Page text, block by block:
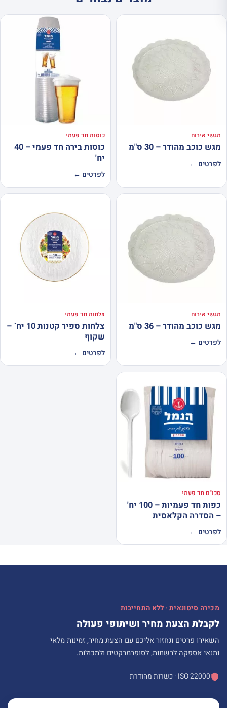
מגשי אירוח
מגש כוכב מהודר – 30 ס"מ
לפרטים ←
כוסות חד פעמי
כוסות בירה חד פעמי – 40
יח'
לפרטים ←
מגשי אירוח
מגש כוכב מהודר – 36 ס"מ
לפרטים ←
צלחות חד פעמי
צלחות ספיר קטנות 10 יח` –
שקוף
לפרטים ←
סכו"ם חד פעמי
כפות חד פעמיות – 100 יח'
– הסדרה הקלאסית
לפרטים ←
מכירה סיטונאית · ללא התחייבות
לקבלת הצעת מחיר ושיתופי פעולה
השאירו פרטים ונחזור אליכם עם הצעת מחיר, זמינות מלאי
ותנאי אספקה לרשתות, לסופרמרקטים ולמכולות.
ISO 22000 · כשרות מהודרת